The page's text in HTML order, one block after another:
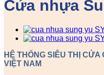
Cửa nhựa
HỆ THỐNG SIÊU THỊ CỬA
VIỆT NAM